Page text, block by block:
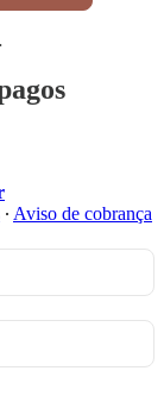
∙ Aviso de cobrança